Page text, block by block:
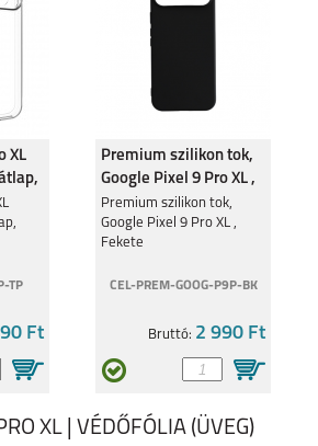
PIXEL 9 PRO
XL
TP
Ft
Premium szilikon tok,
Google Pixel 9 Pro XL ,
Fekete
Premium szilikon tok,
Google Pixel 9 Pro XL ,
Fekete
CEL-PREM-GOOG-P9P-BK
Bruttó: 2 990 Ft
XL | VÉDŐFÓLIA (ÜVEG)